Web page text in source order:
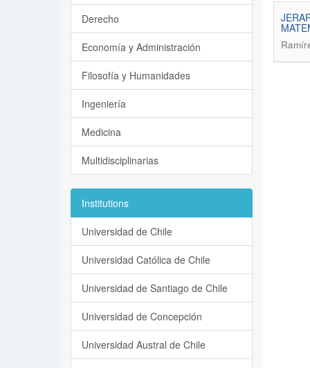
Derecho
Economía y Administración
Filosofía y Humanidades
Ingeniería
Medicina
Multidisciplinarias
Institutions
Universidad de Chile
Universidad Católica de Chile
Universidad de Santiago de Chile
Universidad de Concepción
Universidad Austral de Chile